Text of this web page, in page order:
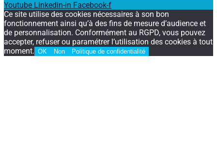
Youtube Linkedin-in Facebook-f
Ce site utilise des cookies nécessaires à son bon
fonctionnement ainsi qu’à des fins de mesure d’audience et
de personnalisation. Conformément au RGPD, vous pouvez
accepter, refuser ou paramétrer l’utilisation des cookies à tout
moment. OK Non Politique de confidentialité